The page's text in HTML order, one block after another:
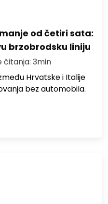
od četiri sata:
brzobrodsku liniju
čitanja: 3min
Hrvatske i Italije
bez automobila.